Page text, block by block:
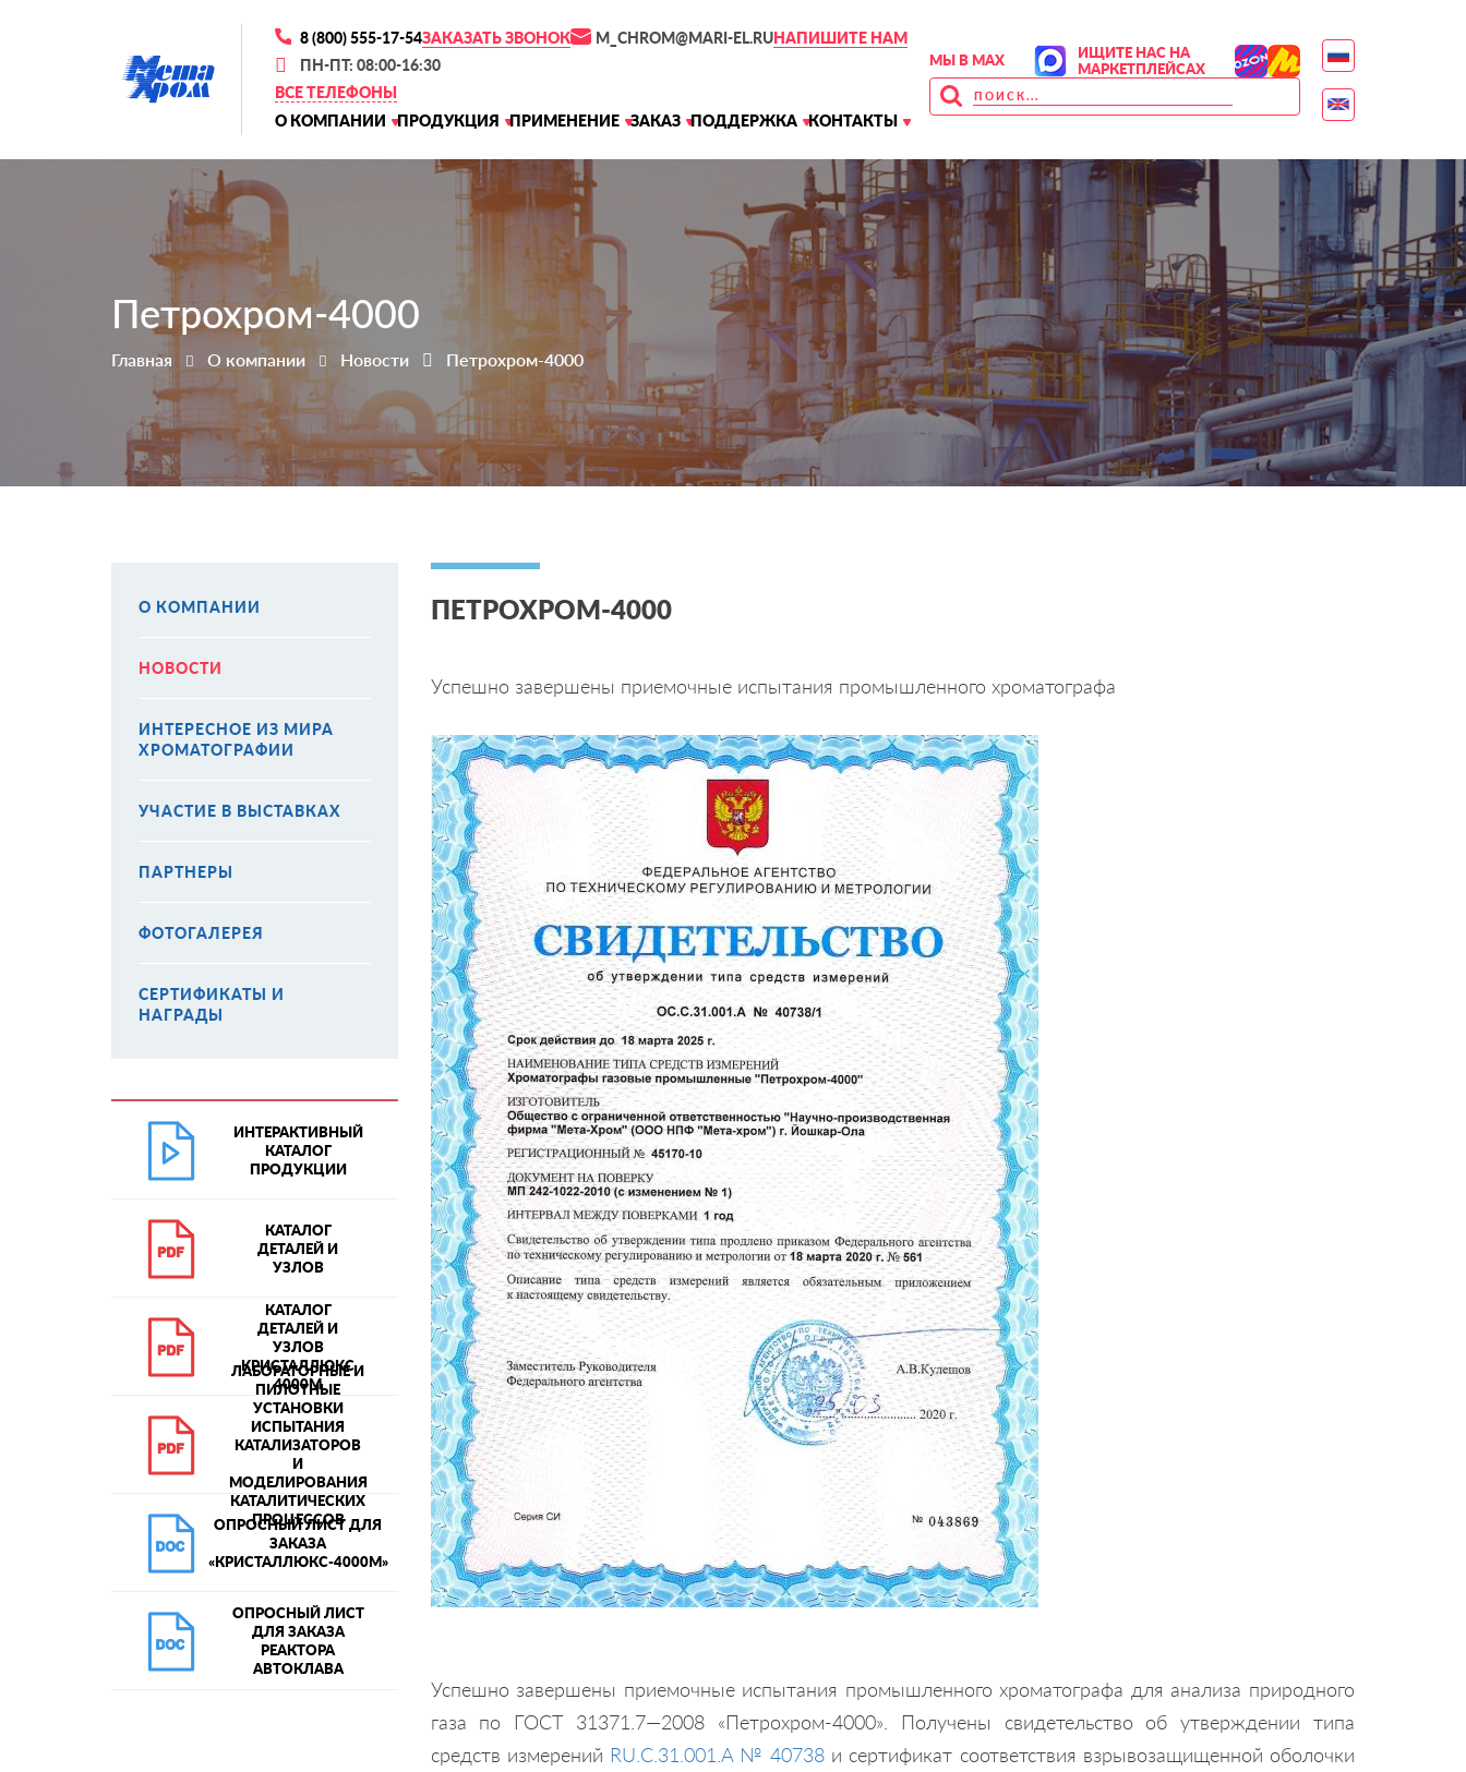
8 (800) 555-17-54ЗАКАЗАТЬ ЗВОНОК M_CHROM@MARI-EL.RUНАПИШИТЕ НАМ
ПН-ПТ: 08:00-16:30
ВСЕ ТЕЛЕФОНЫ
О КОМПАНИИ
ПРОДУКЦИЯ ПРИМЕНЕНИЕ ЗАКАЗ ПОДДЕРЖКА КОНТАКТЫ
МЫ В MAX
ИЩИТЕ НАС НА
МАРКЕТПЛЕЙСАХ
Петрохром-4000
Главная О компании Новости Петрохром-4000
О КОМПАНИИ
НОВОСТИ
ИНТЕРЕСНОЕ ИЗ МИРА
ХРОМАТОГРАФИИ
УЧАСТИЕ В ВЫСТАВКАХ
ПАРТНЕРЫ
ФОТОГАЛЕРЕЯ
СЕРТИФИКАТЫ И
НАГРАДЫ
ИНТЕРАКТИВНЫЙ
КАТАЛОГ
ПРОДУКЦИИ
КАТАЛОГ
ДЕТАЛЕЙ И
УЗЛОВ
КАТАЛОГ
ДЕТАЛЕЙ И
УЗЛОВ
КРИСТАЛЛЮКС
4000М
ЛАБОРАТОРНЫЕ И
ПИЛОТНЫЕ
УСТАНОВКИ
ИСПЫТАНИЯ
КАТАЛИЗАТОРОВ
И
МОДЕЛИРОВАНИЯ
КАТАЛИТИЧЕСКИХ
ПРОЦЕССОВ
ОПРОСНЫЙ ЛИСТ ДЛЯ
ЗАКАЗА
«КРИСТАЛЛЮКС-4000М»
ОПРОСНЫЙ ЛИСТ
ДЛЯ ЗАКАЗА
РЕАКТОРА
АВТОКЛАВА
ПЕТРОХРОМ-4000
Успешно завершены приемочные испытания промышленного хроматографа
Успешно завершены приемочные испытания промышленного хроматографа для анализа природного
газа по ГОСТ 31371.7—2008 «Петрохром-4000». Получены свидетельство об утверждении типа
средств измерений RU.C.31.001.A № 40738и сертификат соответствия взрывозащищенной оболочки